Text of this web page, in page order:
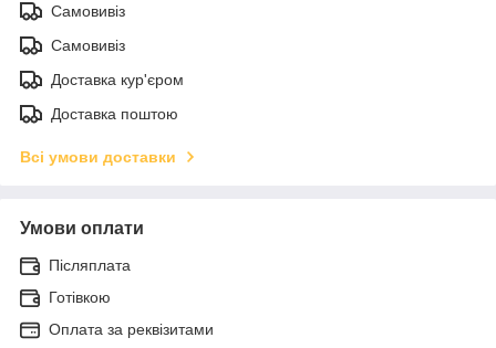
Самовивіз
Самовивіз
Доставка кур'єром
Доставка поштою
Всі умови доставки
Умови оплати
Післяплата
Готівкою
Оплата за реквізитами